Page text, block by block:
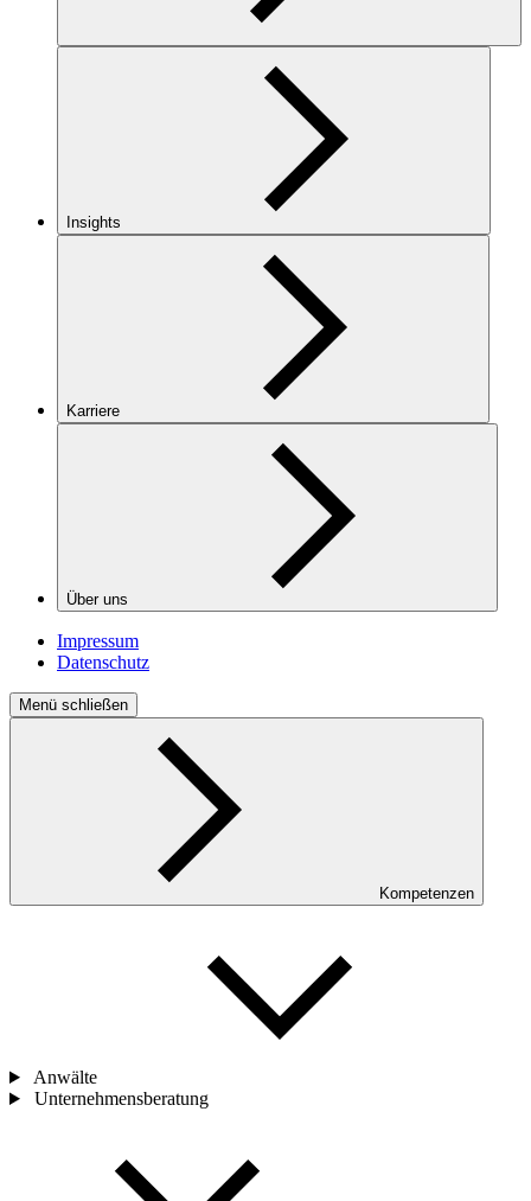
Insights
Karriere
Über uns
Impressum
Datenschutz
Menü schließen
Kompetenzen
Anwälte
Unternehmensberatung